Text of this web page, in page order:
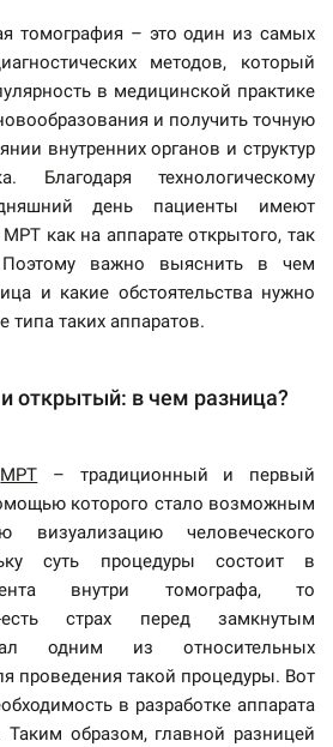
томография – это один из самых
методов, который
в медицинской практике
и получить точную
внутренних органов и структур
Благодаря технологическому
день пациенты имеют
как на аппарате открытого, так
важно выяснить в чем
и какие обстоятельства нужно
типа таких аппаратов.
открытый: в чем разница?
МРТ – традиционный и первый
которого стало возможным
визуализацию человеческого
суть процедуры состоит в
внутри томографа, то
есть страх перед замкнутым
одним из относительных
проведения такой процедуры. Вот
в разработке аппарата
образом, главной разницей